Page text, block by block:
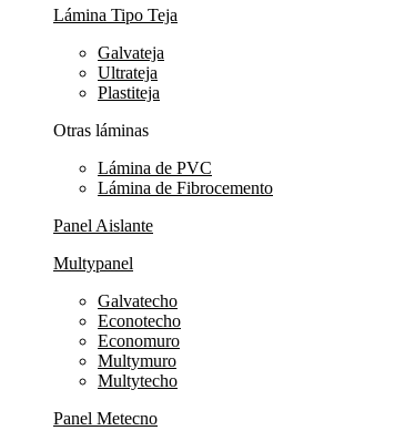
Lámina Tipo Teja
Galvateja
Ultrateja
Plastiteja
Otras láminas
Lámina de PVC
Lámina de Fibrocemento
Panel Aislante
Multypanel
Galvatecho
Econotecho
Economuro
Multymuro
Multytecho
Panel Metecno